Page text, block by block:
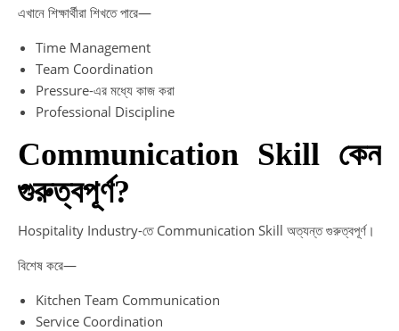
এখানে শিক্ষার্থীরা শিখতে পারে—
Time Management
Team Coordination
Pressure-এর মধ্যে কাজ করা
Professional Discipline
Communication Skill কেন
গুরুত্বপূর্ণ?
Hospitality Industry-তে Communication Skill অত্যন্ত গুরুত্বপূর্ণ।
বিশেষ করে—
Kitchen Team Communication
Service Coordination